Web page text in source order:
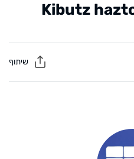
Kibutz